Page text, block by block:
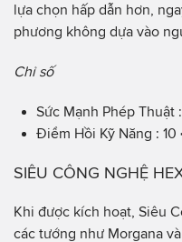
lựa chọn hấp dẫn hơn,
phương không dựa vào
Chỉ số
Sức Mạnh Phép Thuật
Điểm Hồi Kỹ Năng : 10
SIÊU CÔNG NGHỆ
Khi được kích hoạt, Siêu
các tướng như Morgana